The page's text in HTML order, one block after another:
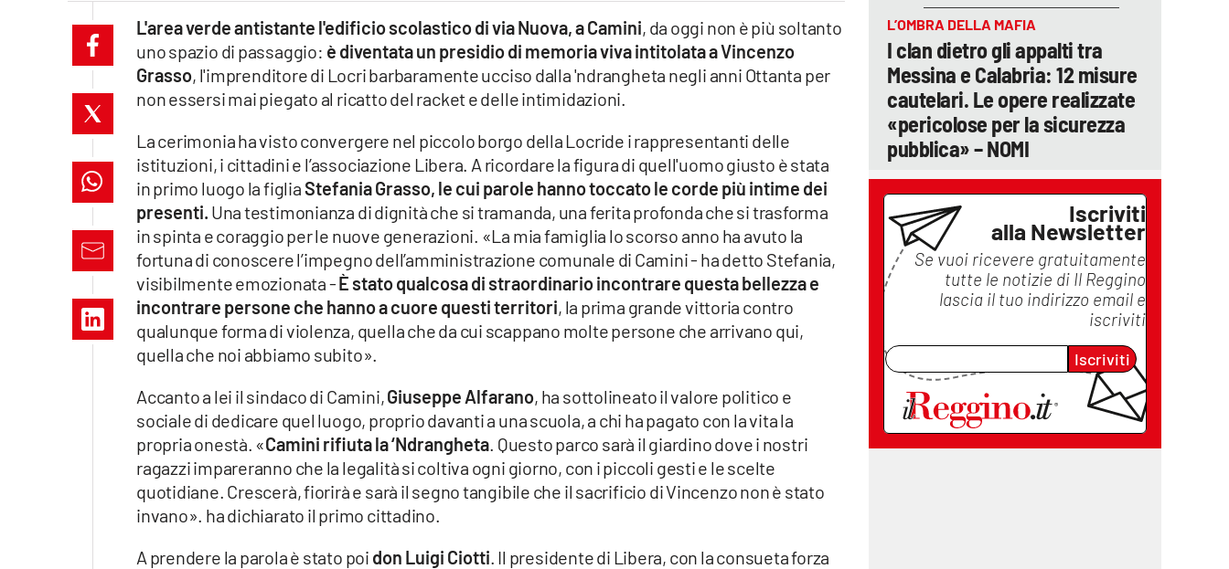
catanzarochannel.it
lacapitalenews.it
Vai
L'area verde antistante l'edificio scolastico di via Nuova, a Camini, da oggi non è più soltanto
uno spazio di passaggio: è diventata un presidio di memoria viva intitolata a Vincenzo
Grasso, l'imprenditore di Locri barbaramente ucciso dalla 'ndrangheta negli anni Ottanta per
non essersi mai piegato al ricatto del racket e delle intimidazioni.
La cerimonia ha visto convergere nel piccolo borgo della Locride i rappresentanti delle
istituzioni, i cittadini e l’associazione Libera. A ricordare la figura di quell'uomo giusto è stata
in primo luogo la figliaStefania Grasso, le cui parole hanno toccato le corde più intime dei
presenti. Una testimonianza di dignità che si tramanda, una ferita profonda che si trasforma
in spinta e coraggio per le nuove generazioni. «La mia famiglia lo scorso anno ha avuto la
fortuna di conoscere l’impegno dell’amministrazione comunale di Camini - ha detto Stefania,
visibilmente emozionata -È stato qualcosa di straordinario incontrare questa bellezza e
incontrare persone che hanno a cuore questi territori, la prima grande vittoria contro
qualunque forma di violenza, quella che da cui scappano molte persone che arrivano qui,
quella che noi abbiamo subito».
Accanto a lei il sindaco di Camini,Giuseppe Alfarano, ha sottolineato il valore politico e
sociale di dedicare quel luogo, proprio davanti a una scuola, a chi ha pagato con la vita la
propria onestà. «Camini rifiuta la ‘Ndrangheta. Questo parco sarà il giardino dove i nostri
ragazzi impareranno che la legalità si coltiva ogni giorno, con i piccoli gesti e le scelte
quotidiane. Crescerà, fiorirà e sarà il segno tangibile che il sacrificio di Vincenzo non è stato
invano». ha dichiarato il primo cittadino.
A prendere la parola è stato poi don Luigi Ciotti. Il presidente di Libera, con la consueta forza
L’OMBRA DELLA MAFIA
I clan dietro gli appalti tra
Messina e Calabria: 12 misure
cautelari. Le opere realizzate
«pericolose per la sicurezza
pubblica» – NOMI
Iscriviti
alla Newsletter
Se vuoi ricevere gratuitamente
tutte le notizie di Il Reggino
lascia il tuo indirizzo email e
iscriviti
Iscriviti